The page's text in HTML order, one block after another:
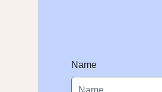
Name